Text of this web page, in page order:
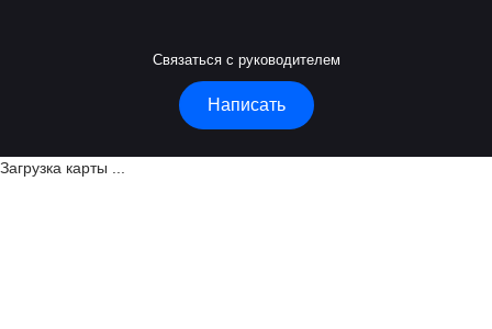
Связаться с руководителем
Написать
Загрузка карты ...